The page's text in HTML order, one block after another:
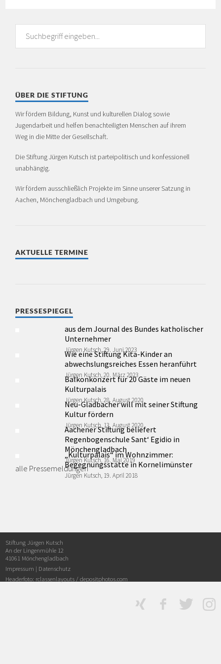
ÜBER DIE STIFTUNG
Wir fördern Bildung, Kunst und kulturellen Dialog sowie
Jugendarbeit und helfen benachteiligten Menschen auf ihrem
Weg in die Mitte der Gesellschaft.
Die Stiftung Jürgen Kutsch ist partei­politisch und konfessionell
unabhängig.
Wir fördern ausschließlich Projekte im Sinne unserer Satzung in
Aachen, Mönchen­glad­bach und Umgebung.
AKTUELLE TERMINE
PRESSESPIEGEL
aus dem Journal des Bundes katholischer
Unternehmer
Jürgen Kutsch, 29. Juni 2023
Wie eine Stiftung Kita-Kinder an
abwechslungsreiches Essen heranführt
Jürgen Kutsch, 20. März 2023
Balkonkonzert für 20 Gäste im neuen
Kulturpalais
Jürgen Kutsch, 28. August 2020
Neu-Gladbacher will mit seiner Stiftung
Kultur fördern
Jürgen Kutsch, 13. August 2020
Aachener Stiftung beliefert
Regenbogenschule Sant‘ Egidio in
Mönchengladbach
Jürgen Kutsch, 16. Mai 2019
„Kulturpalais“ im Wohnzimmer:
Begegnungsstätte in Kornelimünster
Jürgen Kutsch, 19. April 2018
alle Pressemeldungen
Stiftung Jürgen Kutsch
An der Lingenmühle 12
41061 Mönchengladbach
Impressum | Datenschutz
Headerfoto: rclassenlayouts /depositphotos.com